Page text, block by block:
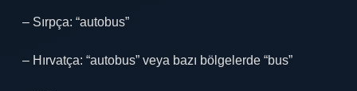
– Sırpça: “autobus”
– Hırvatça: “autobus” veya bazı bölgelerde “bus”